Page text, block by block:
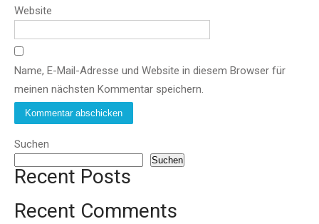
Website
Name, E-Mail-Adresse und Website in diesem Browser für
meinen nächsten Kommentar speichern.
Suchen
Suchen
Recent Posts
Recent Comments